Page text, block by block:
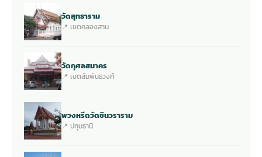
วัดสุทธาราม
📍 เขตคลองสาน
วัดกุศลสมาคร
📍 เขตสัมพันธวงศ์
พวงหรีดวัดชินวราราม
📍 ปทุมธานี